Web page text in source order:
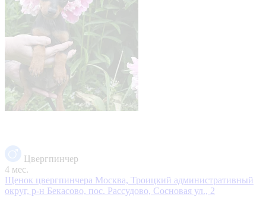
Цвергпинчер
4 мес.
Щенок цвергпинчера Москва, Троицкий административный
округ, р-н Бекасово, пос. Рассудово, Сосновая ул., 2